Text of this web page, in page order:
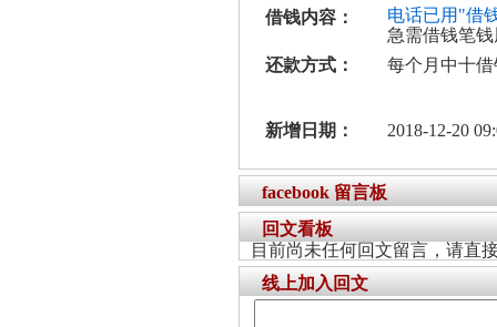
借钱内容：
电话已用"借
急需借钱笔
还款方式：
每个月中十
新增日期： 2018-12-20
facebook 留言板
回文看板
目前尚未任何回文留言，请直
线上加入回文